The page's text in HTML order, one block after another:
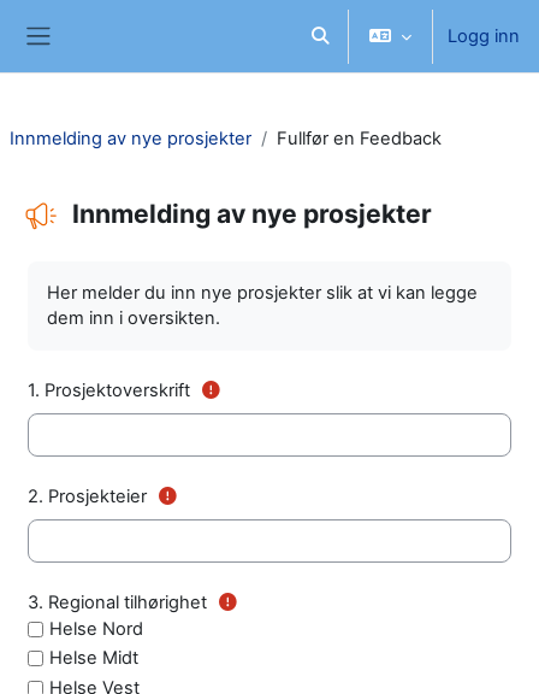
Veksle inndata for søk
Logg inn
Innmelding av nye prosjekter Fullfør en Feedback
Innmelding av nye prosjekter
Her melder du inn nye prosjekter slik at vi kan legge
dem inn i oversikten.
1. Prosjektoverskrift
2. Prosjekteier
3. Regional tilhørighet
3. Regional tilhørighet
Helse Nord
Helse Midt
Helse Vest